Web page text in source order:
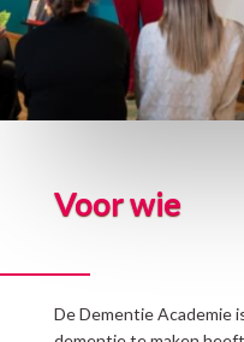
Voor wie
De Dementie Academie